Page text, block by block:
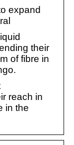
expand
their
of fibre in
reach in
in the